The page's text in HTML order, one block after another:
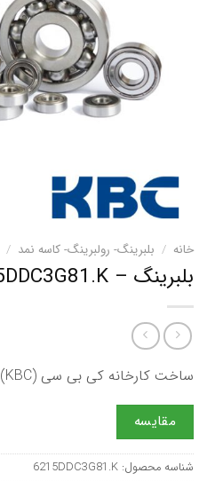
خانه / بلبرینگ- رولبرینگ- کاسه نمد /
بلبرینگ – 6215DDC3G81.K
ساخت کارخانه کی بی سی (KBC) کره جنوبی
مقایسه
شناسه محصول: 6215DDC3G81.K